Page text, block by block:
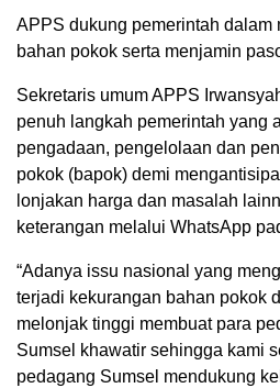
APPS dukung pemerintah dalam
bahan pokok serta menjamin
Sekretaris umum APPS
penuh langkah pemerintah yang
pengadaan, pengelolaan dan
pokok (bapok) demi
lonjakan harga dan masalah
keterangan melalui WhatsApp
“Adanya issu nasional yang
terjadi kekurangan bahan pokok
melonjak tinggi membuat para
Sumsel khawatir sehingga kami
pedagang Sumsel mendukung